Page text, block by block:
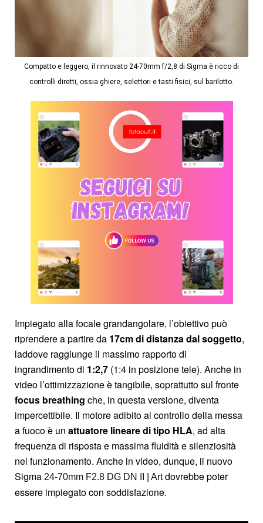
Compatto e leggero, il rinnovato 24-70mm f/2,8 di Sigma è ricco di
controlli diretti, ossia ghiere, selettori e tasti fisici, sul barilotto.
Impiegato alla focale grandangolare, l’obiettivo può
riprendere a partire da 17cm di distanza dal soggetto,
laddove raggiunge il massimo rapporto di
ingrandimento di 1:2,7 (1:4 in posizione tele). Anche in
video l’ottimizzazione è tangibile, soprattutto sul fronte
focus breathing che, in questa versione, diventa
impercettibile. Il motore adibito al controllo della messa
a fuoco è un attuatore lineare di tipo HLA, ad alta
frequenza di risposta e massima fluidità e silenziosità
nel funzionamento. Anche in video, dunque, il nuovo
Sigma 24-70mm F2.8 DG DN II | Artdovrebbe poter
essere impiegato con soddisfazione.